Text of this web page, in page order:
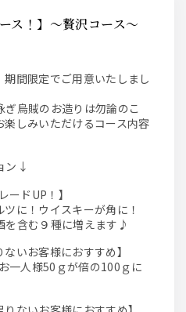
烏賊のお造りは勿論のこ
楽しみいただけるコース内容
ン↓
ードUP！】
に！ウイスキーが角に！
を含む９種に増えます♪
ないお客様におすすめ】
一人様50ｇが倍の100ｇに